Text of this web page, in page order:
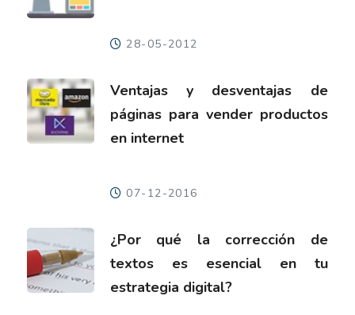
28-05-2012
Ventajas y desventajas de
páginas para vender productos
en internet
07-12-2016
¿Por qué la corrección de
textos es esencial en tu
estrategia digital?